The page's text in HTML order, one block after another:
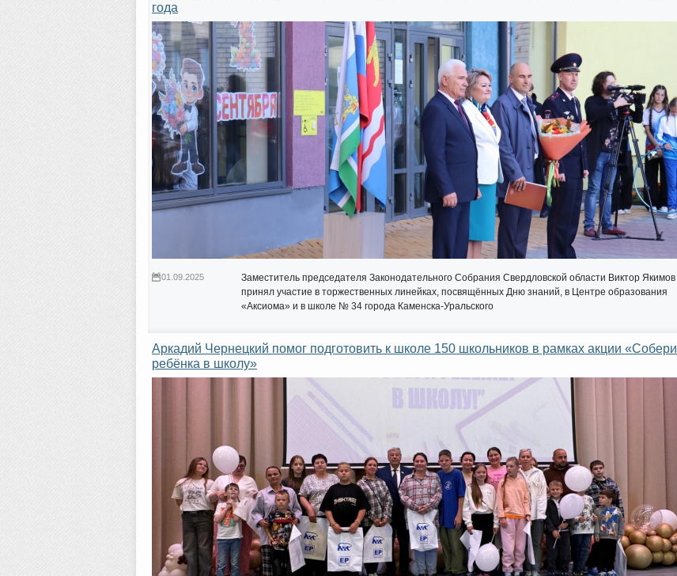
года
01.09.2025
Заместитель председателя Законодательного Собрания Свердловской области Виктор Якимов
принял участие в торжественных линейках, посвящённых Дню знаний, в Центре образования
«Аксиома» и в школе № 34 города Каменска-Уральского
Аркадий Чернецкий помог подготовить к школе 150 школьников в рамках акции «Собери
ребёнка в школу»